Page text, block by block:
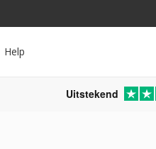
Help
Uitstekend